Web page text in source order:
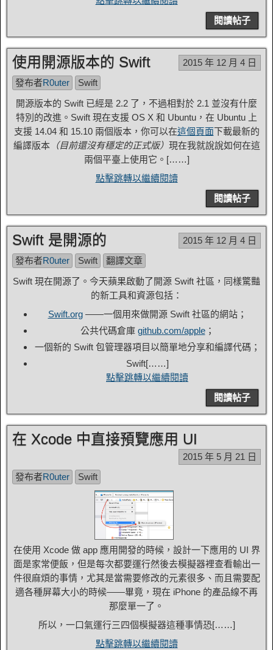
閱讀帖子
使用開源版本的 Swift
2015 年 12 月 4 日
發布者R0uter
Swift
開源版本的 Swift 已經是 2.2 了，不過相對於 2.1 並沒有什麼
特別的改進。Swift 現在支援 OS X 和 Ubuntu，在 Ubuntu 上
支援 14.04 和 15.10 兩個版本，你可以在這個頁面下載最新的
編譯版本（目前還沒有穩定的正式版） 現在我就說說如何在這
兩個平臺上使用它。[……]
點擊跳轉以繼續閱讀
閱讀帖子
Swift 是開源的
2015 年 12 月 4 日
發布者R0uter Swift
翻譯文章
Swift 現在開源了。今天蘋果啟動了開源 Swift 社區，同樣驚豔
的新工具和資源包括：
Swift.org——一個用來做開源 Swift 社區的網站；
公共代碼倉庫 github.com/apple；
一個新的 Swift 包管理器項目以簡單地分享和編譯代碼；
Swift[……]
點擊跳轉以繼續閱讀
閱讀帖子
在 Xcode 中直接預覽應用 UI
2015 年 5 月 21 日
發布者R0uter Swift
在使用 Xcode 做 app 應用開發的時候，設計一下應用的 UI 界
面是家常便飯，但是每次都要運行然後去模擬器裡查看輸出一
件很麻煩的事情，尤其是當需要修改的元素很多、而且需要配
適各種屏幕大小的時候——畢竟，現在 iPhone 的產品線不再
那麼單一了。
所以，一口氣運行三四個模擬器這種事情恐[……]
點擊跳轉以繼續閱讀